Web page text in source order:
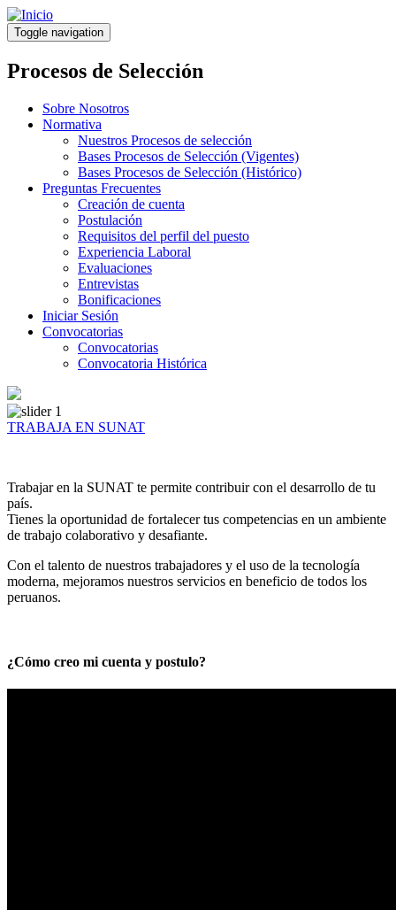
Pasar
al
contenido
principal
Toggle navigation
Procesos de Selección
Sobre Nosotros
Normativa
Nuestros Procesos de selección
Bases Procesos de Selección (Vigentes)
Bases Procesos de Selección (Histórico)
Preguntas Frecuentes
Creación de cuenta
Postulación
Requisitos del perfil del puesto
Experiencia Laboral
Evaluaciones
Entrevistas
Bonificaciones
Iniciar Sesión
Convocatorias
Convocatorias
Convocatoria Histórica
TRABAJA EN SUNAT
Trabajar en la SUNAT te permite contribuir con el desarrollo de tu
país.
Tienes la oportunidad de fortalecer tus competencias en un ambiente
de trabajo colaborativo y desafiante.
Con el talento de nuestros trabajadores y el uso de la tecnología
moderna, mejoramos nuestros servicios en beneficio de todos los
peruanos.
¿Cómo creo mi cuenta y postulo?